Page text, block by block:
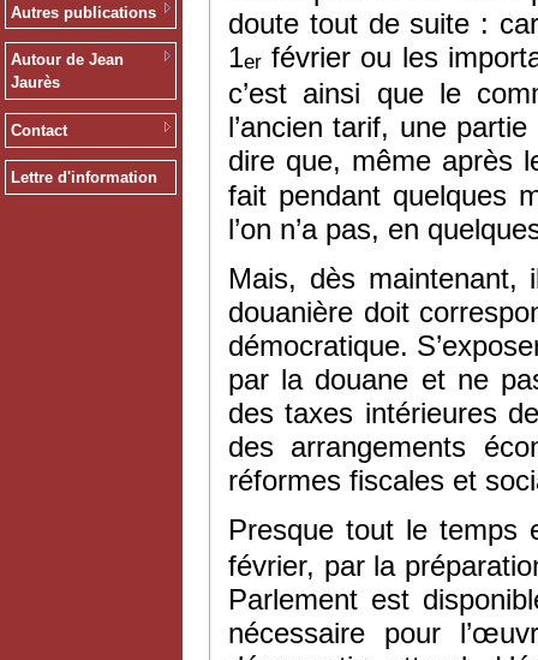
Autres publications
Autour de Jean
Jaurès
Contact
Lettre d'information
doute tout de suite :
1er février ou les
c’est ainsi que le
l’ancien tarif, une
dire que, même après
fait pendant quelques
l’on n’a pas, en
Mais, dès maintenant,
douanière doit
démocratique.
par la douane et ne
des taxes intérieures
des arrangements
réformes fiscales et
Presque tout le temps
février, par la
Parlement est
nécessaire pour